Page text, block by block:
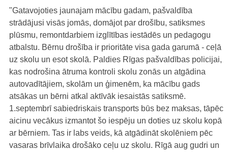
"Gatavojoties jaunajam mācību gadam, pašvaldība
strādājusi visās jomās, domājot par drošību, satiksmes
plūsmu, remontdarbiem izglītības iestādēs un pedagogu
atbalstu. Bērnu drošība ir prioritāte visa gada garumā - ceļā
uz skolu un esot skolā. Paldies Rīgas pašvaldības policijai,
kas nodrošina ātruma kontroli skolu zonās un atgādina
autovadītājiem, skolām un ģimenēm, ka mācību gads
atsākas un bērni atkal aktīvāk iesaistās satiksmē.
1.septembrī sabiedriskais transports būs bez maksas, tāpēc
aicinu vecākus izmantot šo iespēju un doties uz skolu kopā
ar bērniem. Tas ir labs veids, kā atgādināt skolēniem pēc
vasaras brīvlaika drošāko ceļu uz skolu. Rīgā aug gudri un